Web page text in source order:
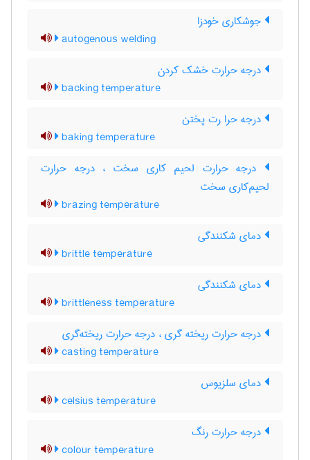
جوشکاری خودزا
autogenous welding
درجه حرارت خشک کردن
backing temperature
درجه حرا رت پختن
baking temperature
درجه حرارت لحیم کاری سخت ، درجه حرارت
لحیم‌کاری سخت
brazing temperature
دمای شکنندگی
brittle temperature
دمای شکنندگی
brittleness temperature
درجه حرارت ریخته گری ، درجه حرارت ریخته‌گری
casting temperature
دمای سلزیوس
celsius temperature
درجه حرارت رنگ
colour temperature